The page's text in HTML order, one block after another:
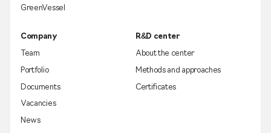
GreenVessel
Company
Team
Portfolio
Documents
Vacancies
News
R&D center
About the center
Methods and approaches
Certificates